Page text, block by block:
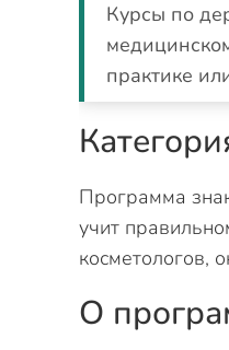
Курсы по
практике
Программа
учит
косметологов,
О